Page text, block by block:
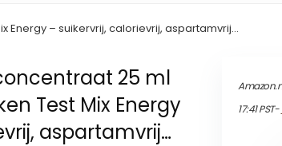
Energy – suikervrij, calorievrij, aspartamvrij…
25 ml
Test Mix Energy
aspartamvrij…
17:41 PST-